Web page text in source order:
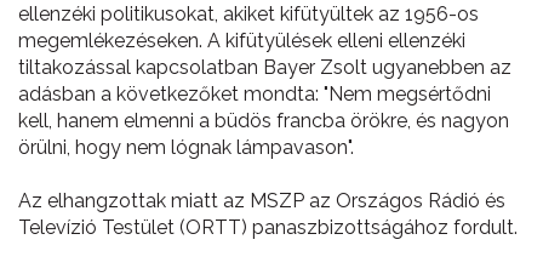
ellenzéki politikusokat, akiket kifütyültek az 1956-os
megemlékezéseken. A kifütyülések elleni ellenzéki
tiltakozással kapcsolatban Bayer Zsolt ugyanebben az
adásban a következőket mondta: "Nem megsértődni
kell, hanem elmenni a büdös francba örökre, és nagyon
örülni, hogy nem lógnak lámpavason".
Az elhangzottak miatt az MSZP az Országos Rádió és
Televízió Testület (ORTT) panaszbizottságához fordult.